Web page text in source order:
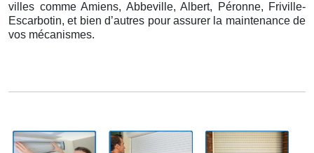
villes comme Amiens, Abbeville, Albert, Péronne, Friville-
Escarbotin, et bien d’autres pour assurer la maintenance de
vos mécanismes.